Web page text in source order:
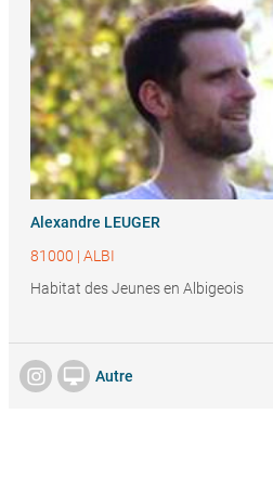
Alexandre LEUGER
81000 |ALBI
Habitat des Jeunes en Albigeois
 Autre